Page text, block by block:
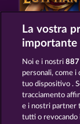
EGYPTIAN
SIMPLY THE
La vostra
importante
Noi e i nostri887
personali, come i
tuo dispositivo .
tracciamento
e i nostri partner
tutti o revocando